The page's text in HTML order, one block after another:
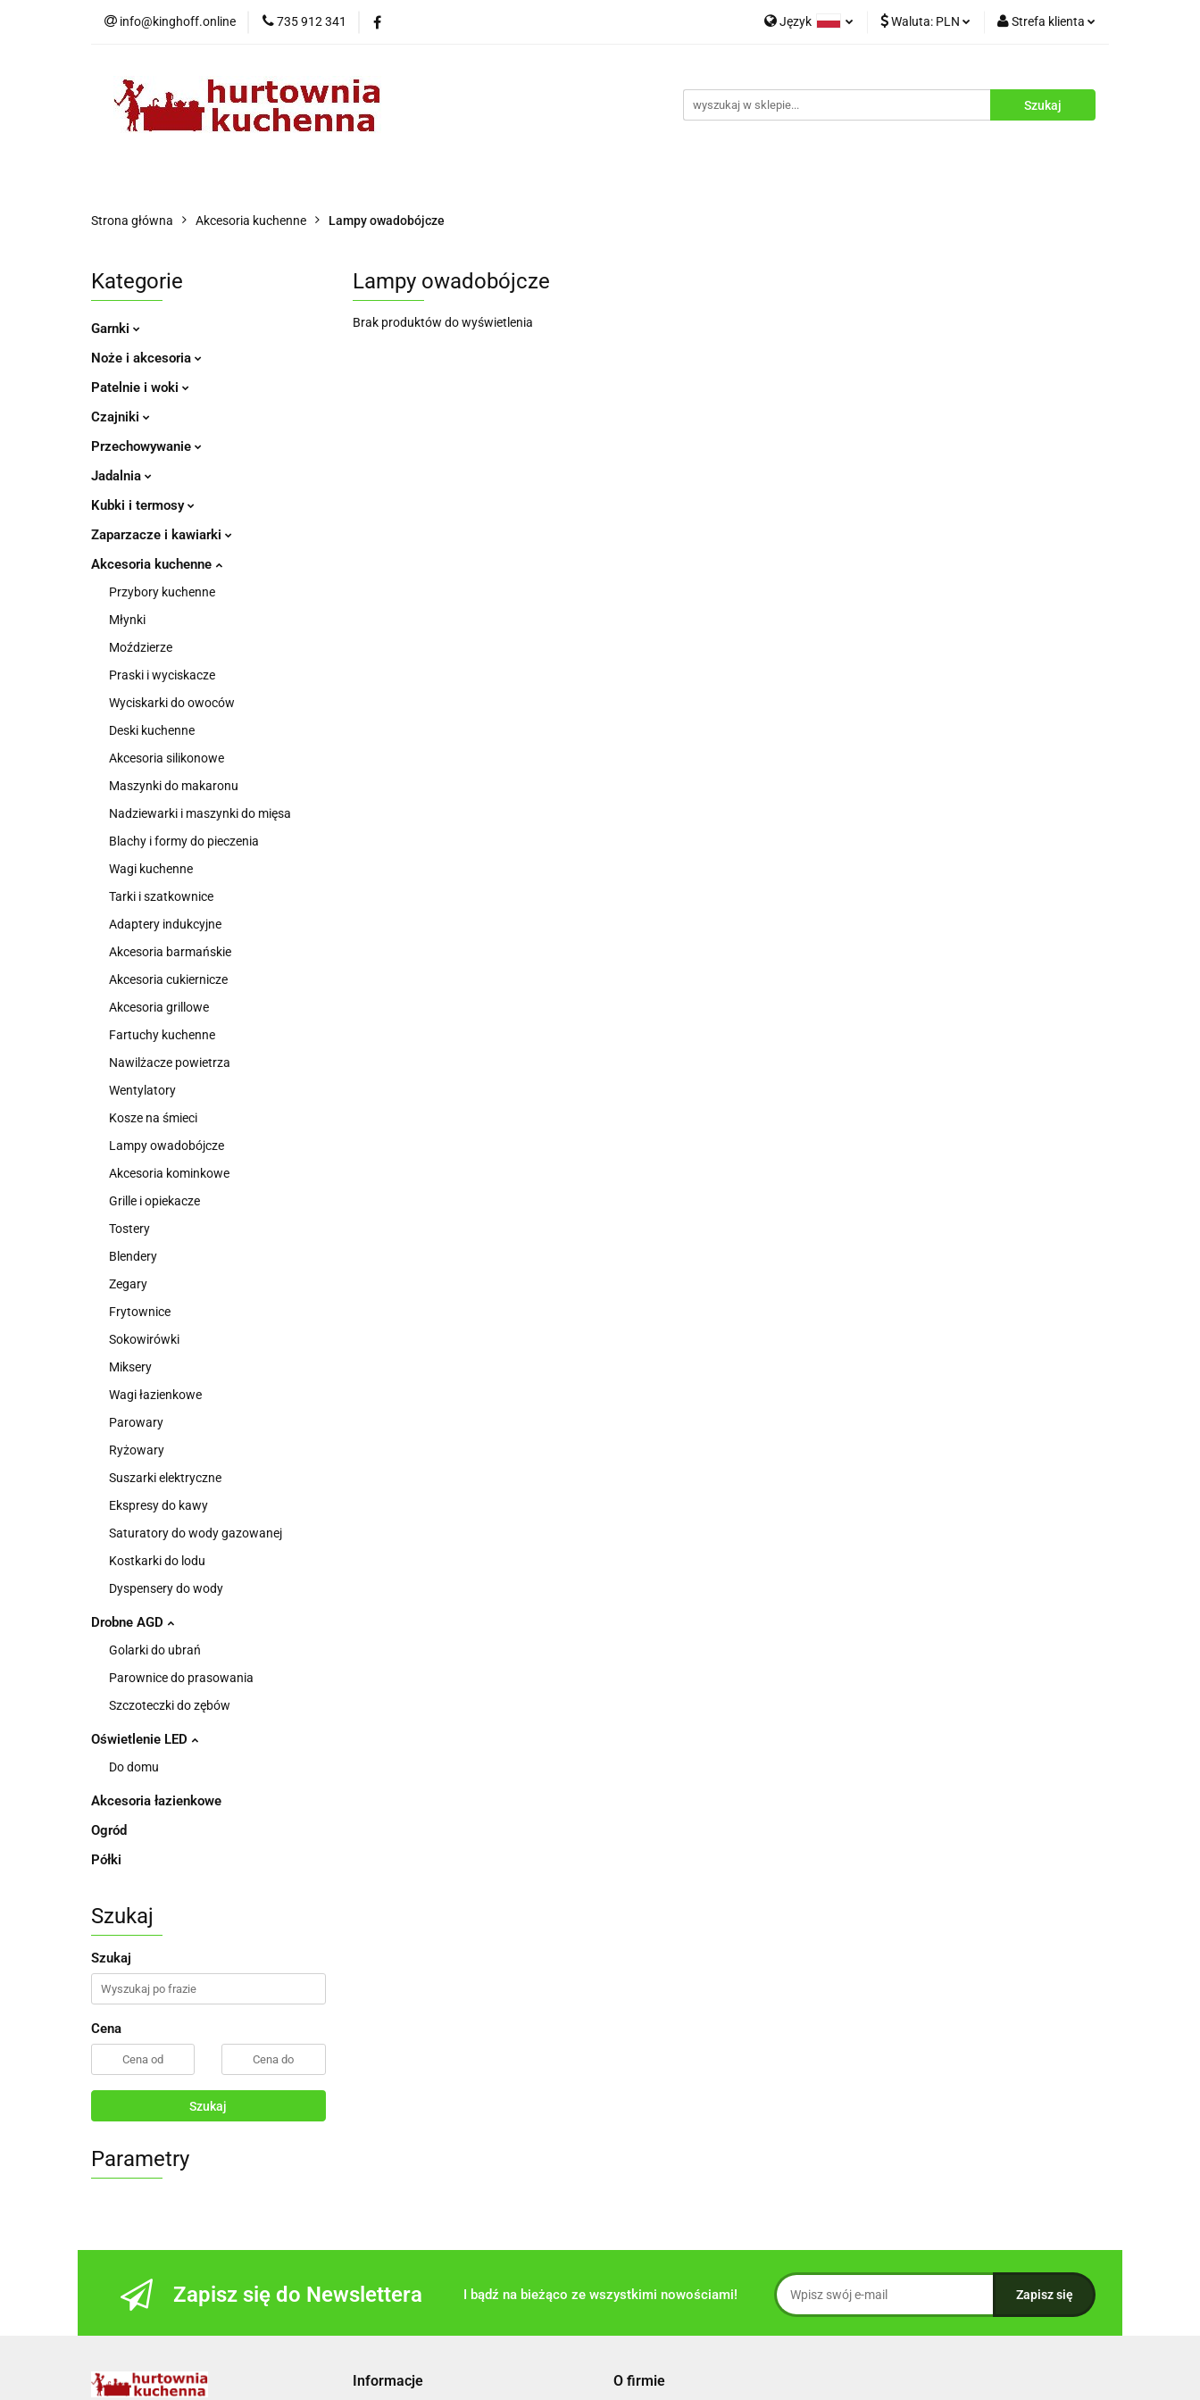
info@kinghoff.online 735 912 341 Język Waluta: PLN Strefa klienta
Zarejestruj się
Dodaj zgłoszenie
Kategorie Instrukcje
Strona główna Akcesoria kuchenne Lampy owadobójcze
Kategorie
Garnki
Noże i akcesoria
Patelnie i woki
Czajniki
Przechowywanie
Jadalnia
Kubki i termosy
Zaparzacze i kawiarki
Akcesoria kuchenne
Przybory kuchenne
Młynki
Moździerze
Praski i wyciskacze
Wyciskarki do owoców
Deski kuchenne
Akcesoria silikonowe
Maszynki do makaronu
Nadziewarki i maszynki do mięsa
Blachy i formy do pieczenia
Wagi kuchenne
Tarki i szatkownice
Adaptery indukcyjne
Akcesoria barmańskie
Akcesoria cukiernicze
Akcesoria grillowe
Fartuchy kuchenne
Nawilżacze powietrza
Wentylatory
Kosze na śmieci
Lampy owadobójcze
Akcesoria kominkowe
Grille i opiekacze
Tostery
Blendery
Zegary
Frytownice
Sokowirówki
Miksery
Wagi łazienkowe
Parowary
Ryżowary
Suszarki elektryczne
Ekspresy do kawy
Saturatory do wody gazowanej
Kostkarki do lodu
Dyspensery do wody
Drobne AGD
Golarki do ubrań
Parownice do prasowania
Szczoteczki do zębów
Oświetlenie LED
Do domu
Akcesoria łazienkowe
Ogród
Półki
Szukaj
Szukaj
Cena
Szukaj
Parametry
Lampy owadobójcze
Brak produktów do wyświetlenia
Zapisz się do Newslettera I bądź na bieżąco ze wszystkimi nowościami!
Informacje O firmie